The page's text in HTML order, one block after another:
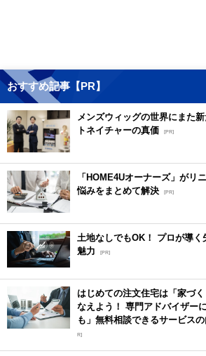
おすすめ記事【PR】
メンズウィッグの世界にまた
トネイチャーの真価 [PR]
「HOME4Uオーナーズ」がリ
悩みをまとめて解決 [PR]
土地なしでもOK！ プロが導
魅力
[PR]
はじめての注文住宅は「家づ
なえよう！ 専門アドバイザー
も」無料相談できるサービス
R]